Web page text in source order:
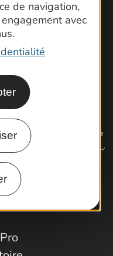
de navigation,
avec
?